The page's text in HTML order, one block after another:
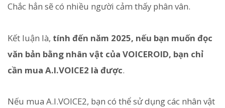
Chắc hẳn sẽ có nhiều người cảm thấy phân vân.
Kết luận là, tính đến năm 2025, nếu bạn muốn đọc
văn bản bằng nhân vật của VOICEROID, bạn chỉ
cần mua A.I.VOICE2 là được.
Nếu mua A.I.VOICE2, bạn có thể sử dụng các nhân vật